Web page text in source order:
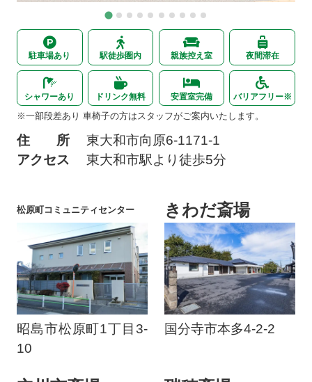
駐車場あり 駅徒歩圏内 親族控え室 夜間滞在
シャワーあり ドリンク無料 安置室完備 バリアフリー※
※一部段差あり 車椅子の方はスタッフがご案内いたします。
住 所 東大和市向原6-1171-1
アクセス
東大和市駅より徒歩5分
松原町コミュニティセンター
昭島市松原町1丁目3-
10
きわだ斎場
国分寺市本多4-2-2